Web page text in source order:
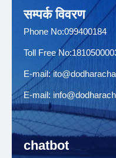
सम्पर्क विवरण
Phone No:099400184
Toll Free
E-mail:
E-mail:
chatbot